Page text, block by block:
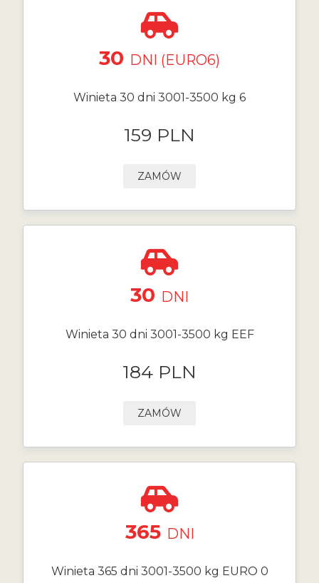
30 DNI (EURO6)
Winieta 30 dni 3001-3500 kg 6
159 PLN
ZAMÓW
30 DNI
Winieta 30 dni 3001-3500 kg EEF
184 PLN
ZAMÓW
365 DNI
Winieta 365 dni 3001-3500 kg EURO 0